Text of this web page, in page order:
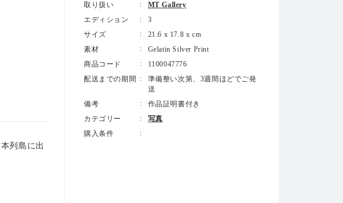
列島に出
取り扱い
MT Gallery
エディション
3
サイズ
21.6 x 17.8 x cm
素材
Gelatin Silver Print
商品コード
1100047776
配送までの期間
準備整い次第、3週間ほどでご発
送
備考
作品証明書付き
カテゴリー
写真
購入条件